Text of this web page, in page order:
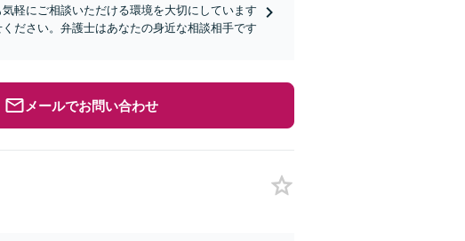
軽にご相談いただける環境を大切にしています
ださい。弁護士はあなたの身近な相談相手です
メールでお問い合わせ